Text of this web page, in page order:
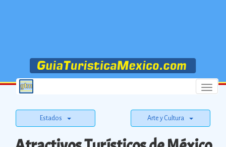
Menu
Estados Arte y Cultura